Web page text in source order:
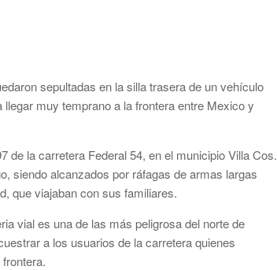
sepultadas en la silla trasera de un vehículo
muy temprano a la frontera entre Mexico y
de la carretera Federal 54, en el municipio Villa Cos.
siendo alcanzados por ráfagas de armas largas
que viajaban con sus familiares.
vial es una de las más peligrosa del norte de
a los usuarios de la carretera quienes